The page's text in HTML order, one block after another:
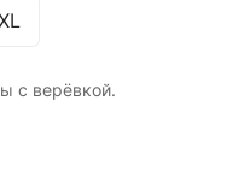
с верёвкой.